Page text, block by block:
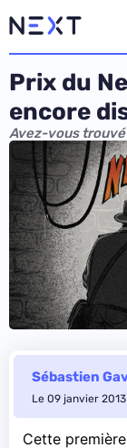
Prix du
encore
Avez-vous
Sébastien
Le 09 janvier 2013
Cette